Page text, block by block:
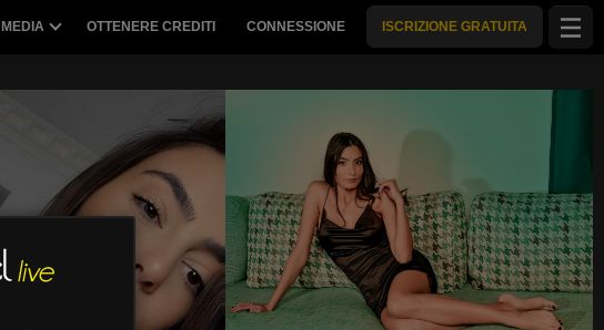
MEDIA OTTENERE CREDITI CONNESSIONE ISCRIZIONE GRATUITA